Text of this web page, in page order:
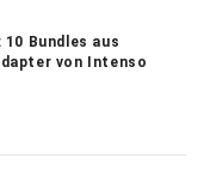
Bundles aus
von Intenso